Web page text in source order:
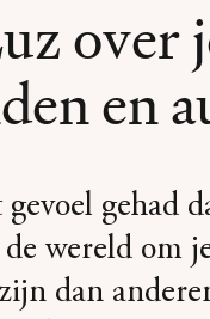
over
en
gehad
wereld om
dan